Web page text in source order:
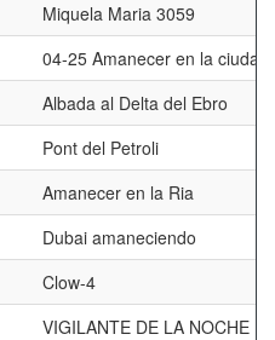
Miquela Maria 3059
04-25 Amanecer en la ciudad
Albada al Delta del Ebro
Pont del Petroli
Amanecer en la Ria
Dubai amaneciendo
Clow-4
VIGILANTE DE LA NOCHE